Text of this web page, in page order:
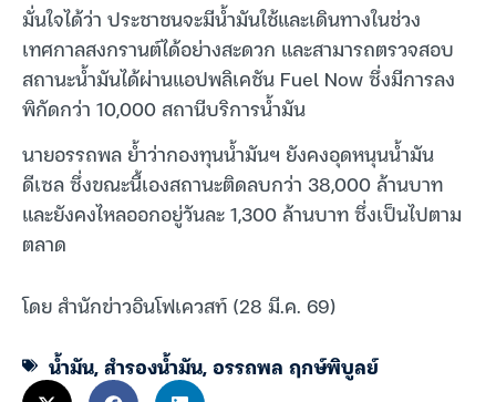
มั่นใจได้ว่า ประชาชนจะมีน้ำมันใช้และเดินทางในช่วง
เทศกาลสงกรานต์ได้อย่างสะดวก และสามารถตรวจสอบ
สถานะน้ำมันได้ผ่านแอปพลิเคชัน Fuel Now ซึ่งมีการลง
พิกัดกว่า 10,000 สถานีบริการน้ำมัน
นายอรรถพล ย้ำว่ากองทุนน้ำมันฯ ยังคงอุดหนุนน้ำมัน
ดีเซล ซึ่งขณะนี้เองสถานะติดลบกว่า 38,000 ล้านบาท
และยังคงไหลออกอยู่วันละ 1,300 ล้านบาท ซึ่งเป็นไปตาม
ตลาด
โดย สำนักข่าวอินโฟเควสท์ (28 มี.ค. 69)
น้ำมัน,สำรองน้ำมัน,อรรถพล ฤกษ์พิบูลย์